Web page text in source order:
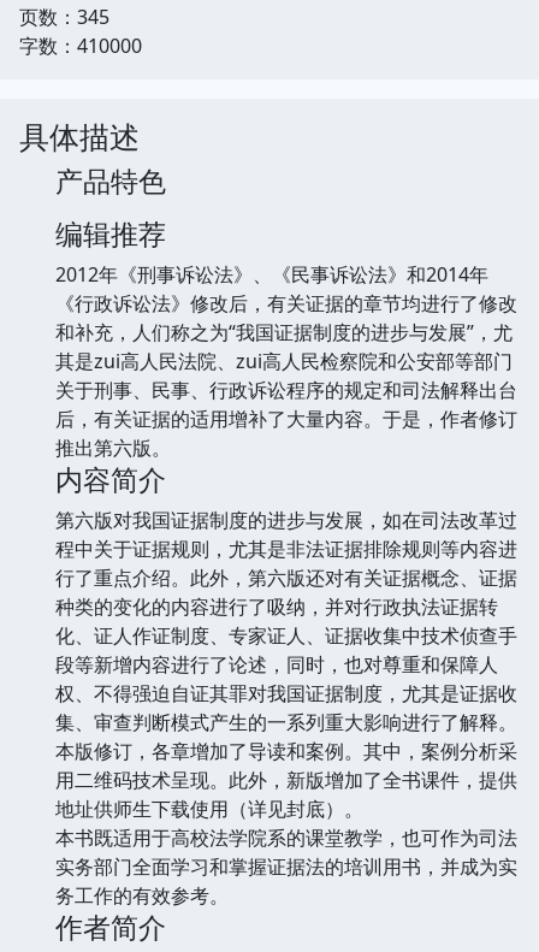
页数：345
字数：410000
具体描述
产品特色
编辑推荐
2012年《刑事诉讼法》、《民事诉讼法》和2014年
《行政诉讼法》修改后，有关证据的章节均进行了修改
和补充，人们称之为“我国证据制度的进步与发展”，尤
其是zui高人民法院、zui高人民检察院和公安部等部门
关于刑事、民事、行政诉讼程序的规定和司法解释出台
后，有关证据的适用增补了大量内容。于是，作者修订
推出第六版。
内容简介
第六版对我国证据制度的进步与发展，如在司法改革过
程中关于证据规则，尤其是非法证据排除规则等内容进
行了重点介绍。此外，第六版还对有关证据概念、证据
种类的变化的内容进行了吸纳，并对行政执法证据转
化、证人作证制度、专家证人、证据收集中技术侦查手
段等新增内容进行了论述，同时，也对尊重和保障人
权、不得强迫自证其罪对我国证据制度，尤其是证据收
集、审查判断模式产生的一系列重大影响进行了解释。
本版修订，各章增加了导读和案例。其中，案例分析采
用二维码技术呈现。此外，新版增加了全书课件，提供
地址供师生下载使用（详见封底）。
本书既适用于高校法学院系的课堂教学，也可作为司法
实务部门全面学习和掌握证据法的培训用书，并成为实
务工作的有效参考。
作者简介